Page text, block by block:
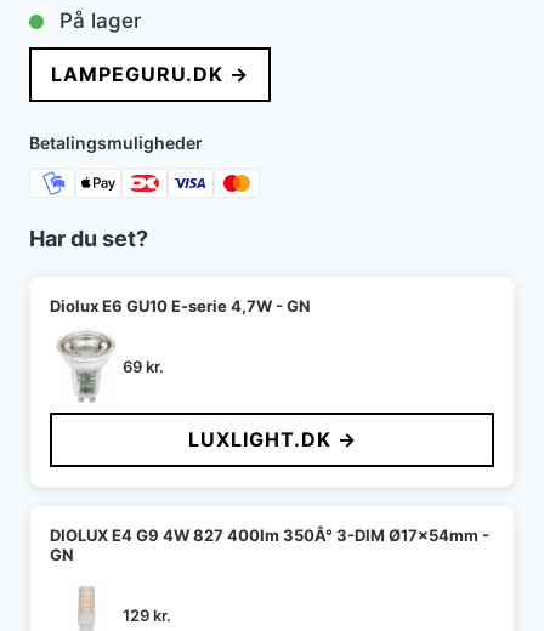
På lager
LAMPEGURU.DK →
Betalingsmuligheder
Har du set?
Diolux E6 GU10 E-serie 4,7W - GN
69kr.
LUXLIGHT.DK →
DIOLUX E4 G9 4W 827 400lm 350Â° 3-DIM Ø17x54mm -
GN
129kr.